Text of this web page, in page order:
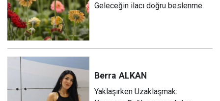
Geleceğin ilacı doğru beslenme
Berra ALKAN
Yaklaşırken Uzaklaşmak: